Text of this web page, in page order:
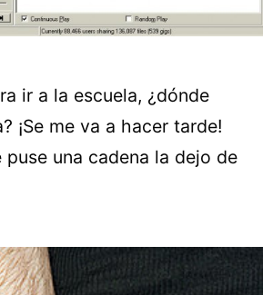
ir a la escuela, ¿dónde
¡Se me va a hacer tarde!
una cadena la dejo de